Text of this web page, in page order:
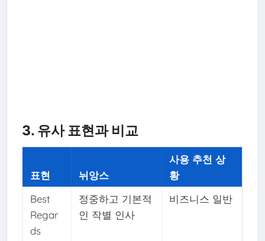
3. 유사 표현과 비교
표현 뉘앙스
사용 추천 상
황
Best
Regar
ds
정중하고 기본적
인 작별 인사
비즈니스 일반